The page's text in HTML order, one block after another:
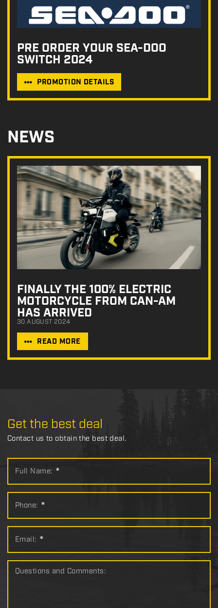
PRE ORDER YOUR SEA-DOO
SWITCH 2024
PROMOTION DETAILS
NEWS
FINALLY THE 100% ELECTRIC
MOTORCYCLE FROM CAN-AM
HAS ARRIVED
30 AUGUST 2024
READ MORE
Get the best deal
Contact us to obtain the best deal.
Full Name: *
Phone: *
Email: *
Questions and Comments: